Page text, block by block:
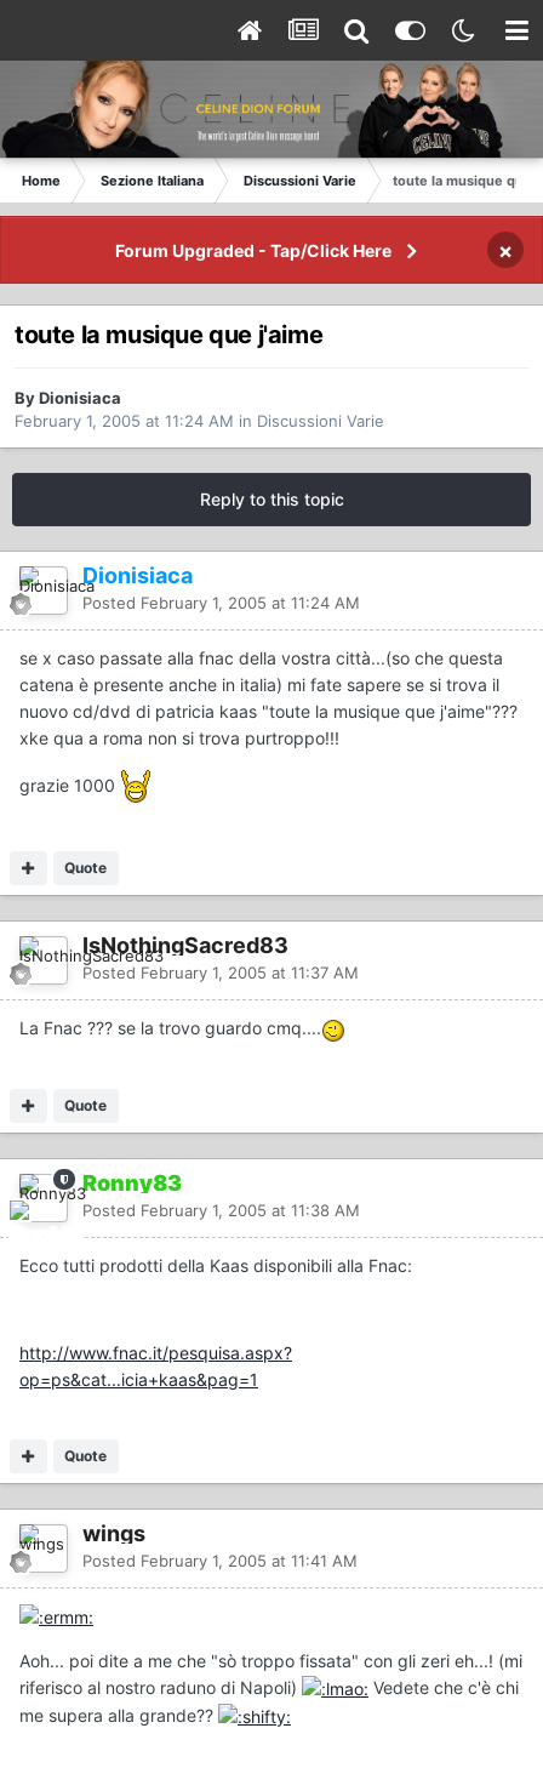
Home Sezione Italiana Discussioni Varie toute la musique que
Forum Upgraded - Tap/Click Here ×
toute la musique que j'aime
By Dionisiaca
February 1, 2005 at 11:24 AM in Discussioni Varie
Reply to this topic
Dionisiaca
Posted February 1, 2005 at 11:24 AM
se x caso passate alla fnac della vostra città...(so che questa
catena è presente anche in italia) mi fate sapere se si trova il
nuovo cd/dvd di patricia kaas "toute la musique que j'aime"???
xke qua a roma non si trova purtroppo!!!
grazie 1000
Quote
IsNothingSacred83
Posted February 1, 2005 at 11:37 AM
La Fnac ??? se la trovo guardo cmq....
Quote
Ronny83
Posted February 1, 2005 at 11:38 AM
Ecco tutti prodotti della Kaas disponibili alla Fnac:
http://www.fnac.it/pesquisa.aspx?
op=ps&cat...icia+kaas&pag=1
Quote
wings
Posted February 1, 2005 at 11:41 AM
Aoh... poi dite a me che "sò troppo fissata" con gli zeri eh...! (mi
riferisco al nostro raduno di Napoli)
Vedete che c'è chi
me supera alla grande??